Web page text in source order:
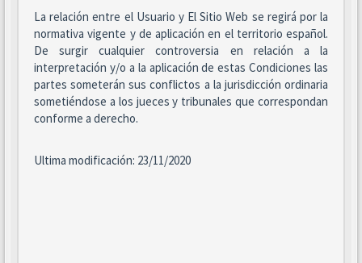
La relación entre el Usuario y El Sitio Web se regirá por la
normativa vigente y de aplicación en el territorio español.
De surgir cualquier controversia en relación a la
interpretación y/o a la aplicación de estas Condiciones las
partes someterán sus conflictos a la jurisdicción ordinaria
sometiéndose a los jueces y tribunales que correspondan
conforme a derecho.
Ultima modificación: 23/11/2020